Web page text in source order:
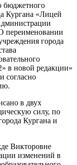
бюджетного
Кургана «Лицей
переименовании
города
в новой редакции»
согласно
в двух
силу, по
Кургана и
Викторовне
изменений в